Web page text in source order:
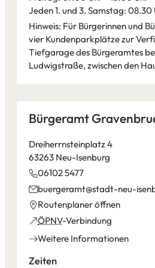
Leaflet|© Bundesamt für Kartographie
Jeden 1. und 3. Samstag:
Hinweis: Für Bürgerinnen und
vier Kundenparkplätze zur
Tiefgarage des Bürgeramtes
Ludwigstraße, zwischen den
Bürgeramt
Dreiherrnsteinplatz 4
63263 Neu-Isenburg
06102 5477
buergeramt stadt-neu-
Routenplaner öffnen
(Öffnet
in
neuen
Tab)
ÖPNV-Verbindung
(Öffnet
in
neuen
Weitere Informationen
Zeiten